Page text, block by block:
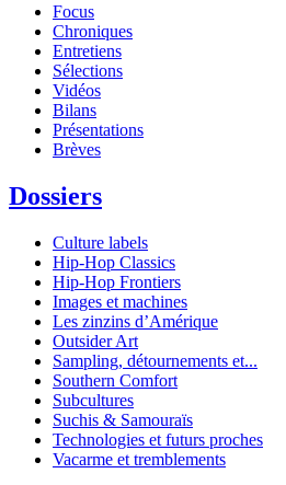
Focus
Chroniques
Entretiens
Sélections
Vidéos
Bilans
Présentations
Brèves
Dossiers
Culture labels
Hip-Hop Classics
Hip-Hop Frontiers
Images et machines
Les zinzins d’Amérique
Outsider Art
Sampling, détournements et...
Southern Comfort
Subcultures
Suchis & Samouraïs
Technologies et futurs proches
Vacarme et tremblements